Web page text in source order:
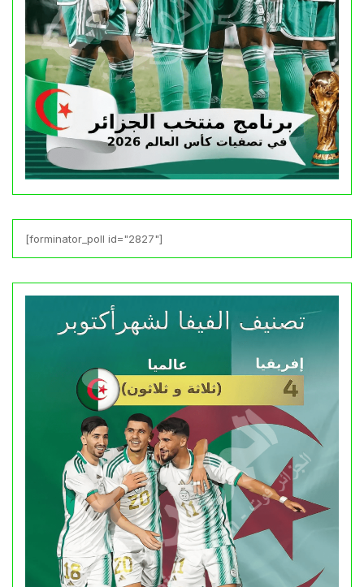
[forminator_poll id="2827"]